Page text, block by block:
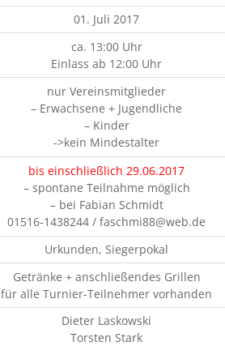
01. Juli 2017
ca. 13:00 Uhr
Einlass ab 12:00 Uhr
nur Vereinsmitglieder
– Erwachsene + Jugendliche
– Kinder
->kein Mindestalter
bis einschließlich 29.06.2017
– spontane Teilnahme möglich
– bei Fabian Schmidt
01516-1438244 / faschmi88@web.de
Urkunden, Siegerpokal
Getränke + anschließendes Grillen
für alle Turnier-Teilnehmer vorhanden
Dieter Laskowski
Torsten Stark